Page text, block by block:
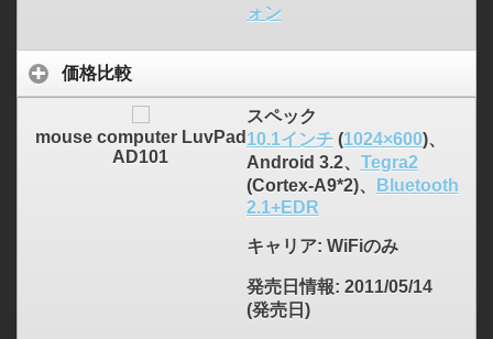
ォン
価格比較
mouse computer LuvPad
AD101
スペック
10.1インチ(1024×600)、
Android 3.2、 Tegra2
(Cortex-A9*2)、
Bluetooth
2.1+EDR
キャリア: WiFiのみ
発売日情報: 2011/05/14
(発売日)